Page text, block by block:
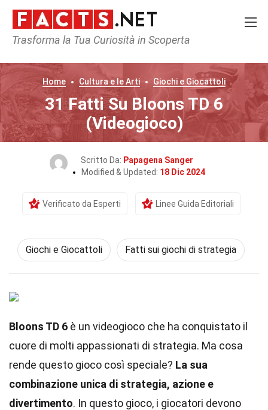
Trasforma la Tua Curiosità in Scoperta
Home Cultura e le Arti Giochi e Giocattoli
31 Fatti Su Bloons TD 6
(Videogioco)
Scritto Da: Papagena Sanger
Modified & Updated: 18 Dic 2024
Verificato da Esperti Linee Guida Editoriali
Giochi e Giocattoli Fatti sui giochi di strategia
Bloons TD 6 è un videogioco che ha conquistato il
cuore di molti appassionati di strategia. Ma cosa
rende questo gioco così speciale? La sua
combinazione unica di strategia, azione e
divertimento. In questo gioco, i giocatori devono